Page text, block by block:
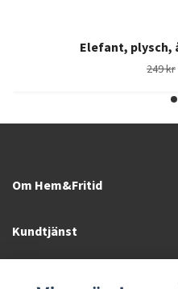
Elefant, plysch,
249 kr
Om Hem&Fritid
Kundtjänst